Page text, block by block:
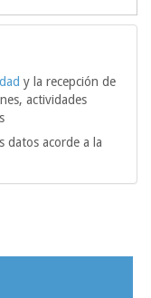
y la recepción de
actividades
datos acorde a la